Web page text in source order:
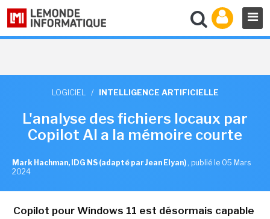
LOGICIEL / INTELLIGENCE ARTIFICIELLE
L'analyse des fichiers locaux par
Copilot AI a la mémoire courte
Mark Hachman, IDG NS (adapté par Jean Elyan) , publié le 05 Mars
2024
Copilot pour Windows 11 est désormais capable